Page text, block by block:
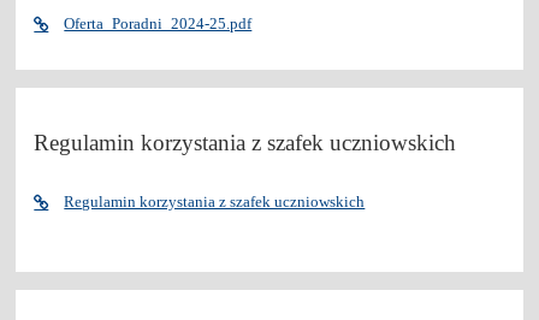
Oferta_Poradni_2024-25.pdf
Regulamin korzystania z szafek uczniowskich
Regulamin korzystania z szafek uczniowskich